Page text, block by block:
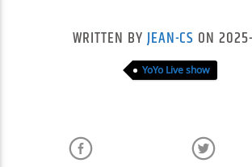
WRITTEN BY JEAN-CS ON
YoYo Live show